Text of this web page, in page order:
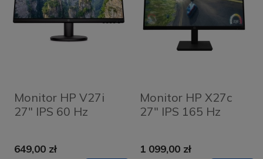
Monitor HP V27i
27" IPS 60 Hz
649,00 zł
Monitor HP X27c
27" IPS 165 Hz
1 099,00 zł